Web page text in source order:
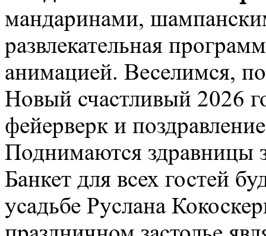
мандаринами,
развлекательная
анимацией. Веселимся,
Новый счастливый 2026
фейерверк и
Поднимаются здравницы
Банкет для всех гостей
усадьбе Руслана